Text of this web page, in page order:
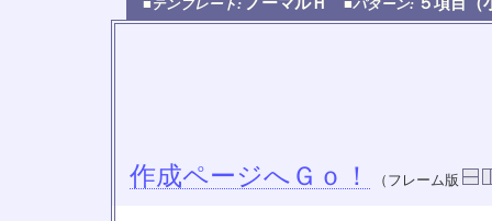
■テンプレート: ■パターン:
作成ページへＧｏ！ （フレーム版